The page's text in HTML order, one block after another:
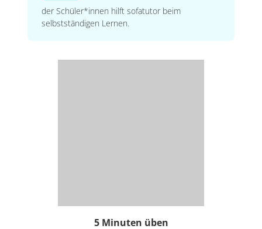
der Schüler*innen hilft sofatutor beim
selbstständigen Lernen.
5 Minuten üben